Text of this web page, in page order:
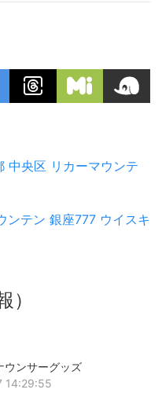
中央区 リカーマウンテ
ンテン 銀座777 ウイスキ
ウンサーグッズ
14:29:55